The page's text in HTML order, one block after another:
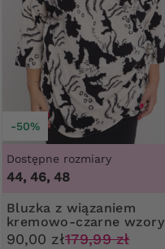
-50%
Dostępne rozmiary
44, 46, 48
Bluzka z wiązaniem
kremowo-czarne wzory
90,00 zł179,99 zł